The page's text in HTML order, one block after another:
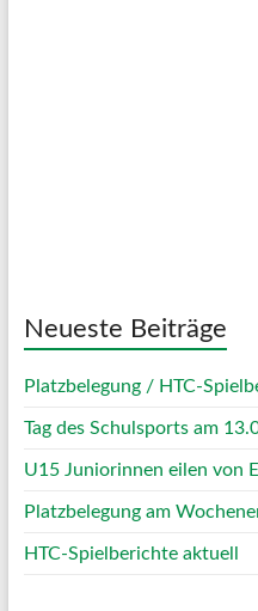
Neueste Beiträge
Platzbelegung / HTC-
Tag des Schulsports am
U15 Juniorinnen eilen von
Platzbelegung am
HTC-Spielberichte aktuell